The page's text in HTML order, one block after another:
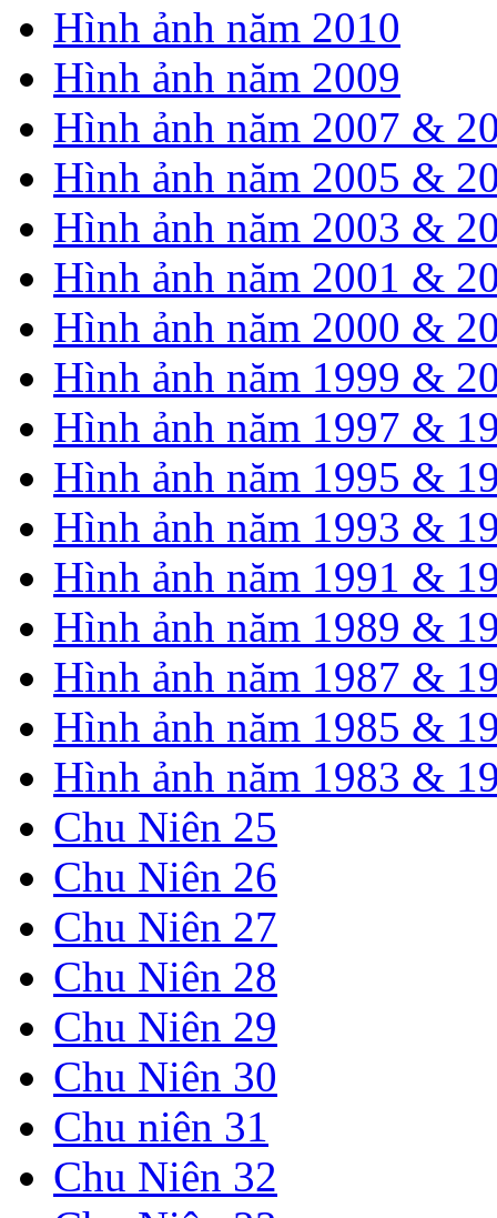
Hình ảnh năm 2010
Hình ảnh năm 2009
Hình ảnh năm 2007 &
Hình ảnh năm 2005 &
Hình ảnh năm 2003 &
Hình ảnh năm 2001 &
Hình ảnh năm 2000 &
Hình ảnh năm 1999 &
Hình ảnh năm 1997 &
Hình ảnh năm 1995 &
Hình ảnh năm 1993 &
Hình ảnh năm 1991 &
Hình ảnh năm 1989 &
Hình ảnh năm 1987 &
Hình ảnh năm 1985 &
Hình ảnh năm 1983 &
Chu Niên 25
Chu Niên 26
Chu Niên 27
Chu Niên 28
Chu Niên 29
Chu Niên 30
Chu niên 31
Chu Niên 32